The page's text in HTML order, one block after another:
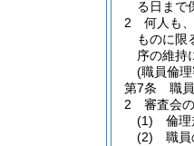
る日まで
2
何人も
ものに限
序の維持
(職員倫
第7条
職
2
審査会
(1)
倫理
(2)
職員